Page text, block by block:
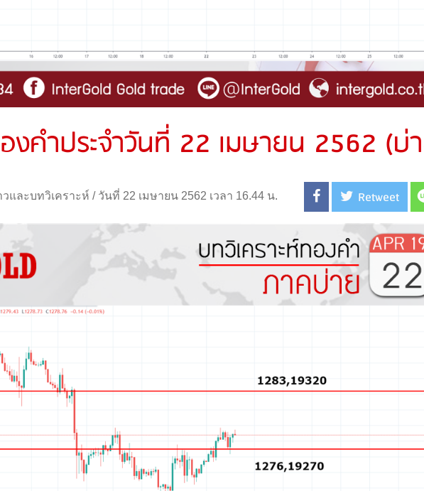
งคำประจำวันที่ 22 เมษายน 2562 (บ่
และบทวิเคราะห์ / วันที่ 22 เมษายน 2562 เวลา 16.44 น. Retweet